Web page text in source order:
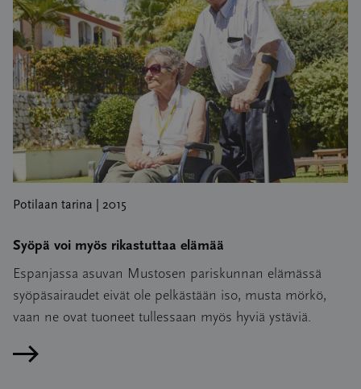
Potilaan tarina | 2015
Syöpä voi myös rikastuttaa elämää
Espanjassa asuvan Mustosen pariskunnan elämässä
syöpäsairaudet eivät ole pelkästään iso, musta mörkö,
vaan ne ovat tuoneet tullessaan myös hyviä ystäviä.
Lue artikkeli